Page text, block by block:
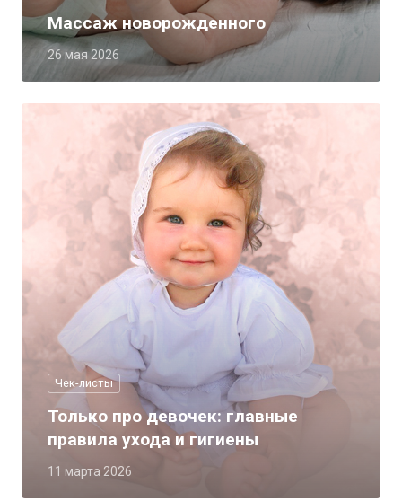
26 мая 2026
Массаж новорожденного
Чек-листы
11 марта 2026
Только про девочек: главные
правила ухода и гигиены